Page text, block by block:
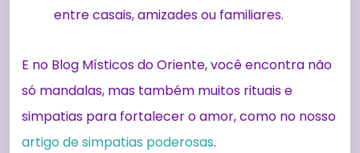
entre casais, amizades ou familiares.
E no Blog Místicos do Oriente, você encontra não
só mandalas, mas também muitos rituais e
simpatias para fortalecer o amor, como no nosso
artigo de simpatias poderosas.